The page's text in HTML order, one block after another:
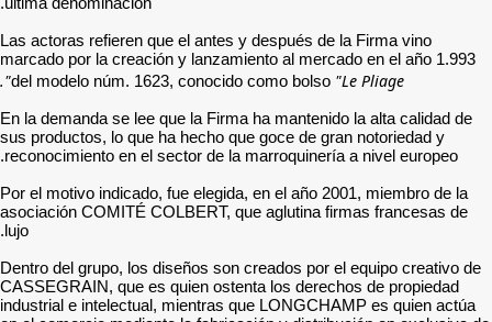
Las actoras refieren que
marcado por la creación y
del modelo núm. 1623,
En la demanda se lee que
sus productos, lo que ha
reconocimiento en el
Por el motivo indicado, fue
asociación COMITÉ
Dentro del grupo, los
CASSEGRAIN, que es
industrial e intelectual,